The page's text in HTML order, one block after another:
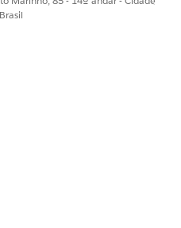
regras de trabalho do Field